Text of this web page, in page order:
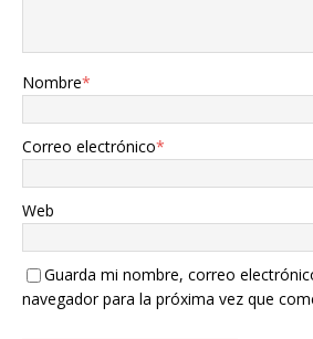
Nombre*
Correo electrónico*
Web
Guarda mi nombre, correo
navegador para la próxima vez que